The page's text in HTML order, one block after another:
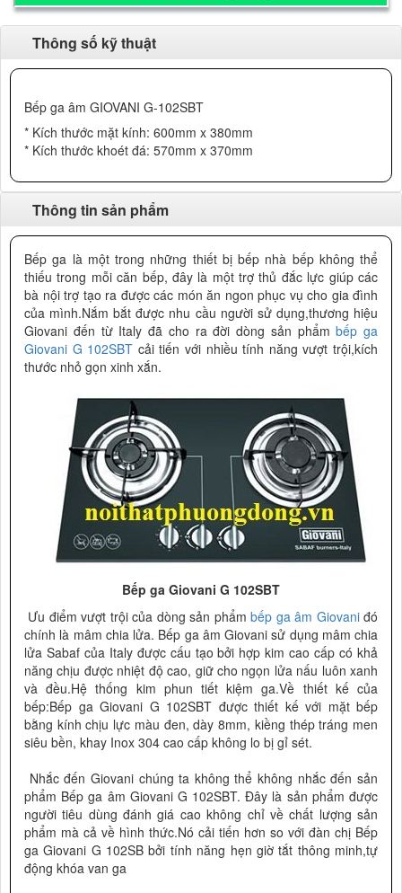
Thông số kỹ thuật
Bếp ga âm GIOVANI G-102SBT
* Kích thước mặt kính: 600mm x 380mm
* Kích thước khoét đá: 570mm x 370mm
Thông tin sản phẩm
Bếp ga là một trong những thiết bị bếp nhà bếp không thể
thiếu trong mỗi căn bếp, đây là một trợ thủ đắc lực giúp các
bà nội trợ tạo ra được các món ăn ngon phục vụ cho gia đình
của mình.Nắm bắt được nhu cầu người sử dụng,thương hiệu
Giovani đến từ Italy đã cho ra đời dòng sản phẩmbếp ga
Giovani G 102SBT cải tiến với nhiều tính năng vượt trội,kích
thước nhỏ gọn xinh xắn.
Bếp ga Giovani G 102SBT
Ưu điểm vượt trội của dòng sản phẩmbếp ga âm Giovaniđó
chính là mâm chia lửa. Bếp ga âm Giovani sử dụng mâm chia
lửa Sabaf của Italy được cấu tạo bởi hợp kim cao cấp có khả
năng chịu được nhiệt độ cao, giữ cho ngọn lửa nấu luôn xanh
và đều.Hệ thống kim phun tiết kiệm ga.Về thiết kế của
bếp:Bếp ga Giovani G 102SBT được thiết kế với mặt bếp
bằng kính chịu lực màu đen, dày 8mm, kiềng thép tráng men
siêu bền, khay Inox 304 cao cấp không lo bị gỉ sét.
Nhắc đến Giovani chúng ta không thể không nhắc đến sản
phẩm Bếp ga âm Giovani G 102SBT. Đây là sản phẩm được
người tiêu dùng đánh giá cao không chỉ về chất lượng sản
phẩm mà cả về hình thức.Nó cải tiến hơn so với đàn chị Bếp
ga Giovani G 102SB bởi tính năng hẹn giờ tắt thông minh,tự
động khóa van ga